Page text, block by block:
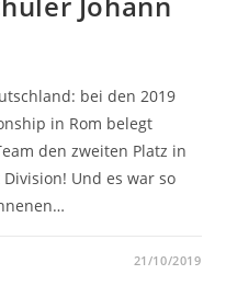
bei den 2019
in Rom belegt
den zweiten Platz in
Und es war so
21/10/2019